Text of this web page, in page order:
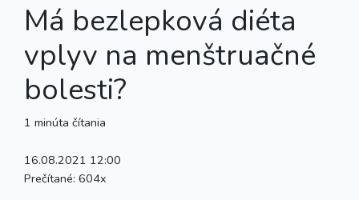
Má bezlepková diéta
vplyv na menštruačné
bolesti?
1 minúta čítania
16.08.2021 12:00
Prečítané: 604x